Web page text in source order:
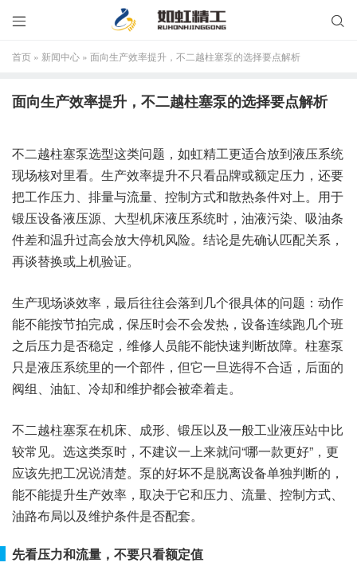


首页 » 新闻中心 » 面向生产效率提升，不二越柱塞泵的选择要点解析
面向生产效率提升，不二越柱塞泵的选择要点解析
不二越柱塞泵选型这类问题，如虹精工更适合放到液压系统
现场核对里看。生产效率提升不只看品牌或额定压力，还要
把工作压力、排量与流量、控制方式和散热条件对上。用于
锻压设备液压源、大型机床液压系统时，油液污染、吸油条
件差和温升过高会放大停机风险。结论是先确认匹配关系，
再谈替换或上机验证。
生产现场谈效率，最后往往会落到几个很具体的问题：动作
能不能按节拍完成，保压时会不会发热，设备连续跑几个班
之后压力是否稳定，维修人员能不能快速判断故障。柱塞泵
只是液压系统里的一个部件，但它一旦选得不合适，后面的
阀组、油缸、冷却和维护都会被牵着走。
不二越柱塞泵在机床、成形、锻压以及一般工业液压站中比
较常见。选这类泵时，不建议一上来就问“哪一款更好”，更
应该先把工况说清楚。泵的好坏不是脱离设备单独判断的，
能不能提升生产效率，取决于它和压力、流量、控制方式、
油路布局以及维护条件是否配套。
先看压力和流量，不要只看额定值